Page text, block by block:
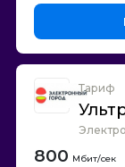
Тариф
800